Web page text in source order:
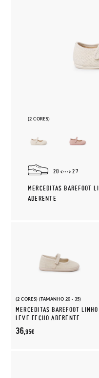
(2 CORES)
20 27
MERCEDITAS BAREFOOT
ADERENTE
(2 CORES) (TAMANHO 20 - 35)
MERCEDITAS BAREFOOT LINHO
LEVE FECHO ADERENTE
36,95€